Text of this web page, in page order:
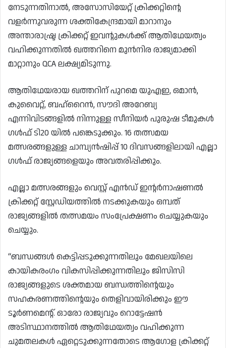
നേടുന്നതിനാൽ, അസോസിയേറ്റ് ക്രിക്കറ്റിന്റെ
വളർന്നുവരുന്ന ശക്തികേന്ദ്രമായി മാറാനും
അന്താരാഷ്ട്ര ക്രിക്കറ്റ് ഇവന്റുകൾക്ക് ആതിഥേയത്വം
വഹിക്കുന്നതിൽ ഖത്തറിനെ മുൻനിര രാജ്യമാക്കി
മാറ്റാനും QCA ലക്ഷ്യമിടുന്നു.
ആതിഥേയരായ ഖത്തറിന് പുറമെ യുഎഇ, ഒമാൻ,
കുവൈറ്റ്, ബഹ്‌റൈൻ, സൗദി അറേബ്യ
എന്നിവിടങ്ങളിൽ നിന്നുള്ള സീനിയർ പുരുഷ ടീമുകൾ
ഗൾഫ് ടി20 യിൽ പങ്കെടുക്കും. 16 തത്സമയ
മത്സരങ്ങളുള്ള ചാമ്പ്യൻഷിപ്പ് 10 ദിവസങ്ങളിലായി എല്ലാ
ഗൾഫ് രാജ്യങ്ങളെയും അവതരിപ്പിക്കും.
എല്ലാ മത്സരങ്ങളും വെസ്റ്റ് എൻഡ് ഇന്റർനാഷണൽ
ക്രിക്കറ്റ് സ്റ്റേഡിയത്തിൽ നടക്കുകയും ഒമ്പത്
രാജ്യങ്ങളിൽ തത്സമയം സംപ്രേക്ഷണം ചെയ്യുകയും
ചെയ്യും.
“ബന്ധങ്ങൾ കെട്ടിപ്പടുക്കുന്നതിലും മേഖലയിലെ
കായികരംഗം വികസിപ്പിക്കുന്നതിലും ജിസിസി
രാജ്യങ്ങളുടെ ശക്തമായ ബന്ധത്തിന്റെയും
സഹകരണത്തിന്റെയും തെളിവായിരിക്കും ഈ
ടൂർണമെന്റ്. ഓരോ രാജ്യവും റൊട്ടേഷൻ
അടിസ്ഥാനത്തിൽ ആതിഥേയത്വം വഹിക്കുന്ന
ചുമതലകൾ ഏറ്റെടുക്കുന്നതോടെ ആഗോള ക്രിക്കറ്റ്